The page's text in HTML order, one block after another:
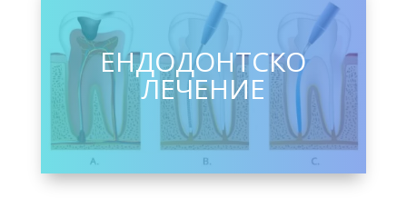
ЕНДОДОНТСКО
ЛЕЧЕНИЕ